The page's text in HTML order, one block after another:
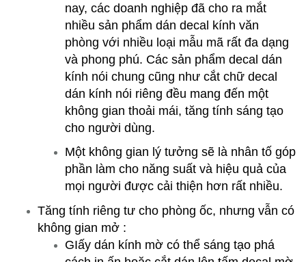
nay, các doanh nghiệp đã cho ra mắt
nhiều sản phẩm dán decal kính văn
phòng với nhiều loại mẫu mã rất đa dạng
và phong phú. Các sản phẩm decal dán
kính nói chung cũng như cắt chữ decal
dán kính nói riêng đều mang đến một
không gian thoải mái, tăng tính sáng tạo
cho người dùng.
Một không gian lý tưởng sẽ là nhân tố góp
phần làm cho năng suất và hiệu quả của
mọi người được cải thiện hơn rất nhiều.
Tăng tính riêng tư cho phòng ốc, nhưng vẫn có
không gian mở :
GIấy dán kính mờ có thể sáng tạo phá